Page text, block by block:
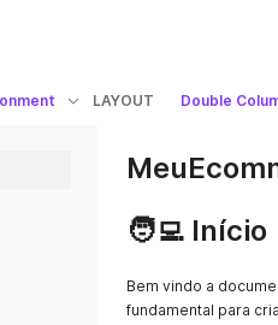
LAYOUT Double
🧑‍💻 Início
Bem vindo a
fundamental para